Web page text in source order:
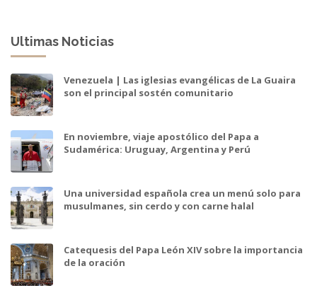
Ultimas Noticias
Venezuela | Las iglesias evangélicas de La Guaira
son el principal sostén comunitario
En noviembre, viaje apostólico del Papa a
Sudamérica: Uruguay, Argentina y Perú
Una universidad española crea un menú solo para
musulmanes, sin cerdo y con carne halal
Catequesis del Papa León XIV sobre la importancia
de la oración